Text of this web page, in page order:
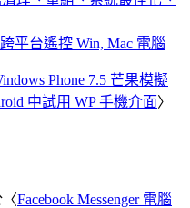
平台遙控 Win, Mac 電腦
Phone 7.5 芒果模擬
中試用 WP 手機介面〉
Facebook Messenger 電腦